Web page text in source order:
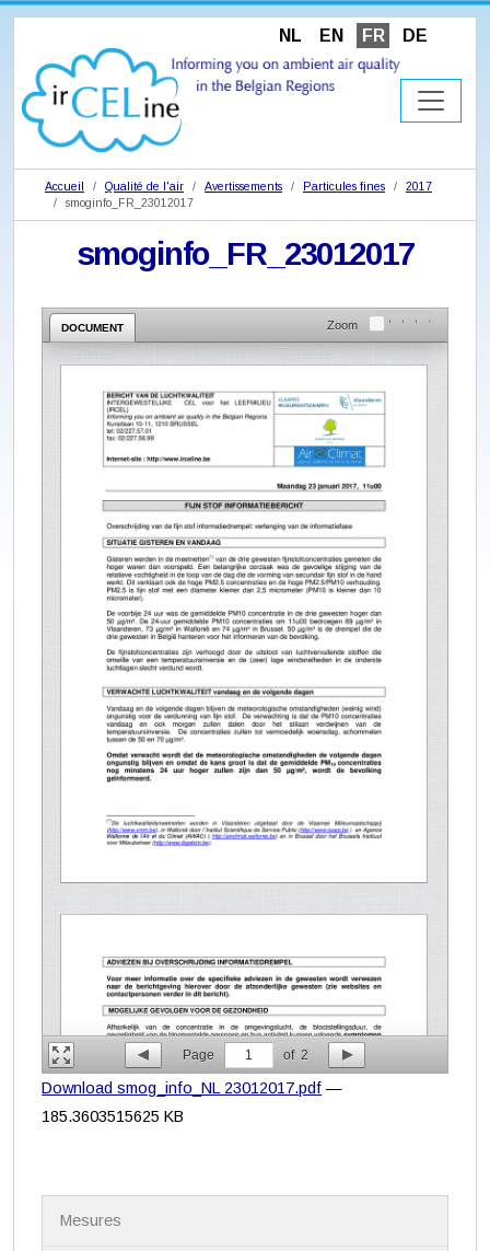
NL EN FR DE
Accueil Qualité de l'air Avertissements Particules fines
2017
smoginfo_FR_23012017
smoginfo_FR_23012017
DOCUMENT Zoom
Page 1 of 2
Download smog_info_NL 23012017.pdf —
185.3603515625 KB
Mesures